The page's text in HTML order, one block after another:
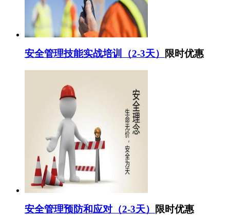
安全管理技能实战培训（2-3天） 限时优惠
安全管理预防和应对（2-3天） 限时优惠